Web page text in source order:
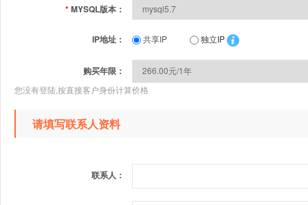
*MYSQL版本：
IP地址： 共享IP 独立IP
购买年限：
您没有登陆,按直接客户身份计算价格
请填写联系人资料
联系人：